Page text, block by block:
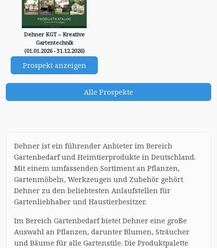
Dehner KGT – Kreative
Gartentechnik
(01.01.2026 - 31.12.2026)
Prospekt anzeigen
Alle Prospekte
Dehner ist ein führender Anbieter im Bereich
Gartenbedarf und Heimtierprodukte in Deutschland.
Mit einem umfassenden Sortiment an Pflanzen,
Gartenmöbeln, Werkzeugen und Zubehör gehört
Dehner zu den beliebtesten Anlaufstellen für
Gartenliebhaber und Haustierbesitzer.
Im Bereich Gartenbedarf bietet Dehner eine große
Auswahl an Pflanzen, darunter Blumen, Sträucher
und Bäume für alle Gartenstile. Die Produktpalette